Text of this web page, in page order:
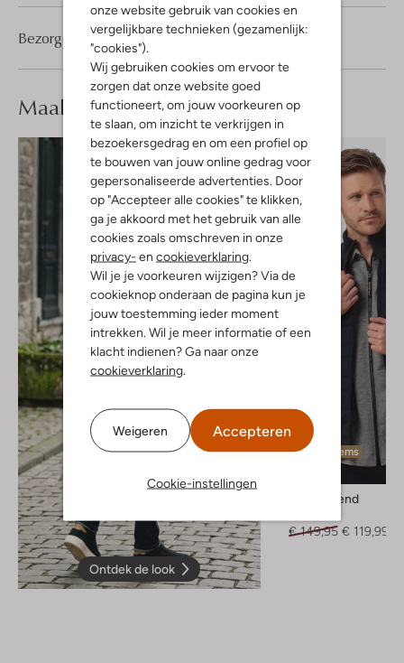
onze website gebruik van cookies en
vergelijkbare technieken (gezamenlijk:
"cookies").
Wij gebruiken cookies om ervoor te
zorgen dat onze website goed
functioneert, om jouw voorkeuren op
te slaan, om inzicht te verkrijgen in
bezoekersgedrag en om een profiel op
te bouwen van jouw online gedrag voor
gepersonaliseerde advertenties. Door
op "Accepteer alle cookies" te klikken,
ga je akkoord met het gebruik van alle
cookies zoals omschreven in onze
privacy- en cookieverklaring.
Wil je je voorkeuren wijzigen? Via de
cookieknop onderaan de pagina kun je
jouw toestemming ieder moment
intrekken. Wil je meer informatie of een
klacht indienen? Ga naar onze
cookieverklaring.
Weigeren Accepteren
Cookie-instellingen
Bezorgen & retourneren
Maak jelook compleet
Ontdek de look
Laatste items
Pme Legend
€ 149,95 € 119,99